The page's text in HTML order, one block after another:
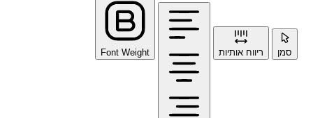
סמן ריווח אותיות Font Weight